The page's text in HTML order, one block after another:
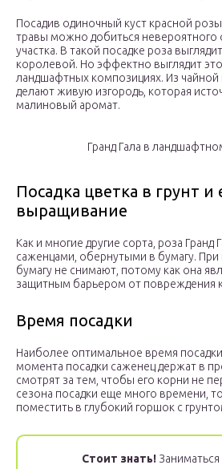
Посадив одиночный куст красной
травы можно добиться
участка. В такой посадке роза
королевой. Но эффектно выглядит
ландшафтных композициях. Из чайной
делают живую изгородь, которая
малиновый аромат.
Гранд Гала в
Посадка цветка в грунт и
выращивание
Как и многие другие сорта, роза Гранд
саженцами, обернутыми в бумагу. При
бумагу не снимают, потому как она
защитным барьером от повреждения
Время посадки
Наиболее оптимальное время
момента посадки саженец держат в
смотрят за тем, чтобы его корни не
сезона посадки еще много времени,
поместить в глубокий горшок с
Стоит знать!